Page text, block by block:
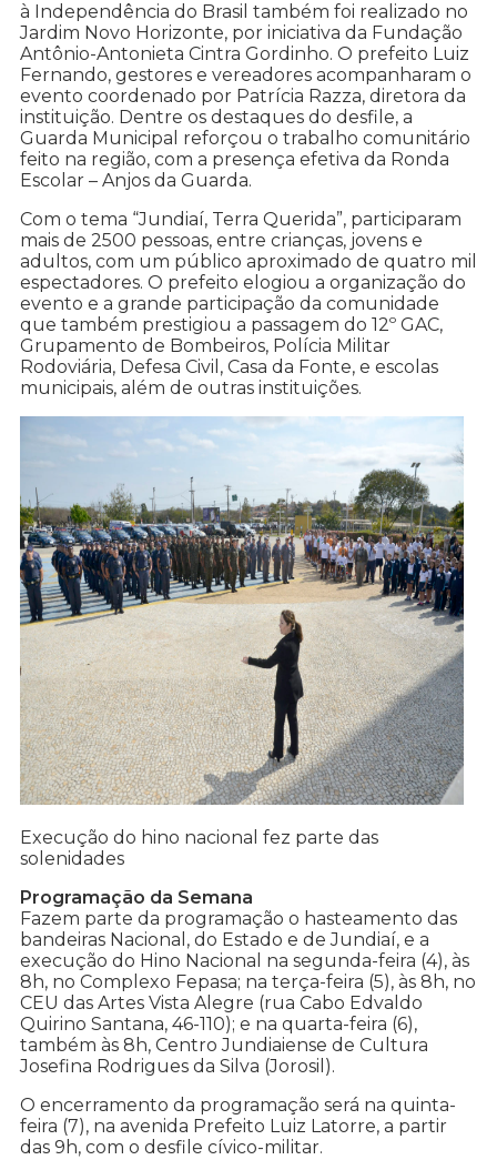
à Independência do Brasil também foi realizado no
Jardim Novo Horizonte, por iniciativa da Fundação
Antônio-Antonieta Cintra Gordinho. O prefeito Luiz
Fernando, gestores e vereadores acompanharam o
evento coordenado por Patrícia Razza, diretora da
instituição. Dentre os destaques do desfile, a
Guarda Municipal reforçou o trabalho comunitário
feito na região, com a presença efetiva da Ronda
Escolar – Anjos da Guarda.
Com o tema “Jundiaí, Terra Querida”, participaram
mais de 2500 pessoas, entre crianças, jovens e
adultos, com um público aproximado de quatro mil
espectadores. O prefeito elogiou a organização do
evento e a grande participação da comunidade
que também prestigiou a passagem do 12º GAC,
Grupamento de Bombeiros, Polícia Militar
Rodoviária, Defesa Civil, Casa da Fonte, e escolas
municipais, além de outras instituições.
Execução do hino nacional fez parte das
solenidades
Programação da Semana
Fazem parte da programação o hasteamento das
bandeiras Nacional, do Estado e de Jundiaí, e a
execução do Hino Nacional na segunda-feira (4), às
8h, no Complexo Fepasa; na terça-feira (5), às 8h, no
CEU das Artes Vista Alegre (rua Cabo Edvaldo
Quirino Santana, 46-110); e na quarta-feira (6),
também às 8h, Centro Jundiaiense de Cultura
Josefina Rodrigues da Silva (Jorosil).
O encerramento da programação será na quinta-
feira (7), na avenida Prefeito Luiz Latorre, a partir
das 9h, com o desfile cívico-militar.